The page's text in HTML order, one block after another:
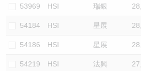
53969 HSI 瑞銀
54184 HSI 星展
54186 HSI 星展
54219 HSI 法興